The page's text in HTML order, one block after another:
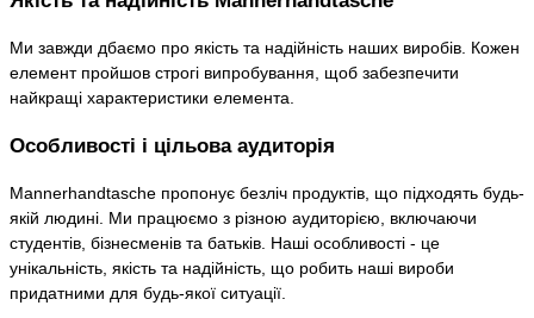
Ми завжди дбаємо про якість та надійність наших виробів. Кожен
елемент пройшов строгі випробування, щоб забезпечити
найкращі характеристики елемента.
Особливості і цільова аудиторія
Mannerhandtasche пропонує безліч продуктів, що підходять будь-
якій людині. Ми працюємо з різною аудиторією, включаючи
студентів, бізнесменів та батьків. Наші особливості - це
унікальність, якість та надійність, що робить наші вироби
придатними для будь-якої ситуації.